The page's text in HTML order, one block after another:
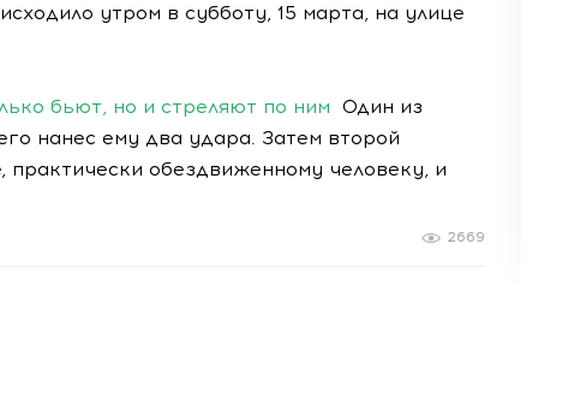
утром в субботу, 15 марта, на улице
бьют, но и стреляют по ним Один из
нанес ему два удара. Затем второй
обездвиженному человеку, и
2669